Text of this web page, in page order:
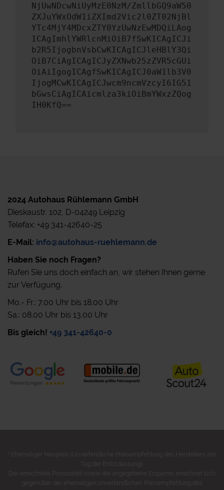
NjUwNDcwNiUyMzE0NzM/ZmllbGQ9aW50
ZXJuYWxOdW1iZXImd2Vic2l0ZT02NjBl
YTc4MjY4MDcxZTY0YzUwNzEwMDQiLAog
ICAgImhlYWRlcnMiOiB7fSwKICAgICJi
b2R5IjogbnVsbCwKICAgICJleHBlY3Qi
OiB7CiAgICAgICJyZXNwb25zZVR5cGUi
OiAiIgogICAgfSwKICAgICJ0aW1lb3V0
IjogMCwKICAgICJwcm9ncmVzcyI6IG51
bGwsCiAgICAicmlza3kiOiBmYWxzZQog
IH0KfQ==
2024 Autohaus Rühlemann GmbH
Dieskaustr. 102, D-04249 Leipzig
Telefax: +49 341-42640-25
E-Mail: info@autohaus-ruehlemann.de
Haben Sie noch Fragen?
Rufen Sie uns doch einfach an, wir stehen Ihnen gerne
zur Verfügung.
Mo.- Fr.: 7.00 Uhr bis 18.00 Uhr
Sa.: 08.00 Uhr bis 13.00 Uhr
Bis gleich! +49 341-42640-0
Ehemaliger Neupreis (Unverbindliche Preisempfehlung des Herstellers am
Tag der Erstzulassung).
Der errechnete Preisvorteil sowie die angegebene Ersparnis errechnet sich
gegenüber der ehemaligen unverbindlichen Preisempfehlung des